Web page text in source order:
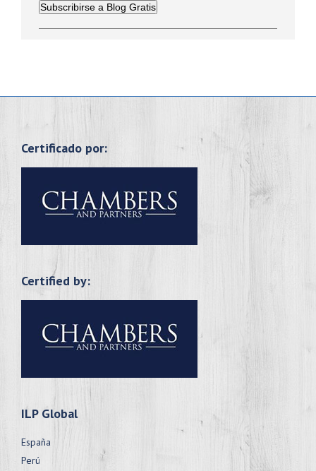
Subscribirse a Blog Gratis
Certificado por:
Certified by:
ILP Global
España
Perú